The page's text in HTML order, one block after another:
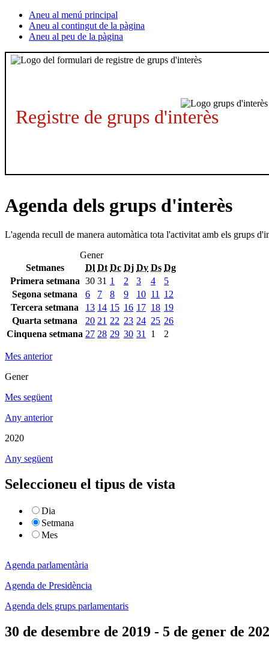
Aneu al menú principal
Aneu al contingut de la pàgina
Aneu al peu de la pàgina
Registre de grups d'interès
Agenda dels grups d'interès
L'agenda recull de manera automàtica tota l'activitat amb els grups
Gener
Setmanes
Dl Dt Dc Dj Dv Ds Dg
Primera setmana 30 31 1 2 3 4
5
Segona setmana
6 7 8 9 10 11
12
Tercera setmana
13 14 15 16 17 18 19
Quarta setmana
20 21 22 23 24 25 26
Cinquena setmana 27 28 29 30 31 1 2
Mes anterior
Gener
Mes següent
Any anterior
2020
Any següent
Seleccioneu el tipus de vista
Dia
Setmana
Mes
Agenda parlamentària
Agenda de Presidència
Agenda dels grups parlamentaris
30 de desembre de 2019 - 5 de gener de